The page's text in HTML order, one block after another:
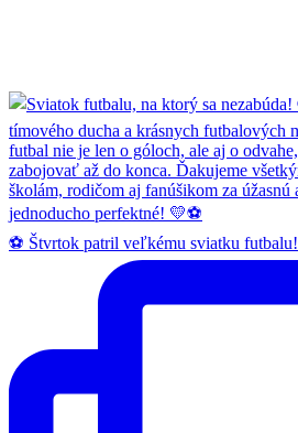
⚽️ Štvrtok patril veľkému sviatku futbalu!